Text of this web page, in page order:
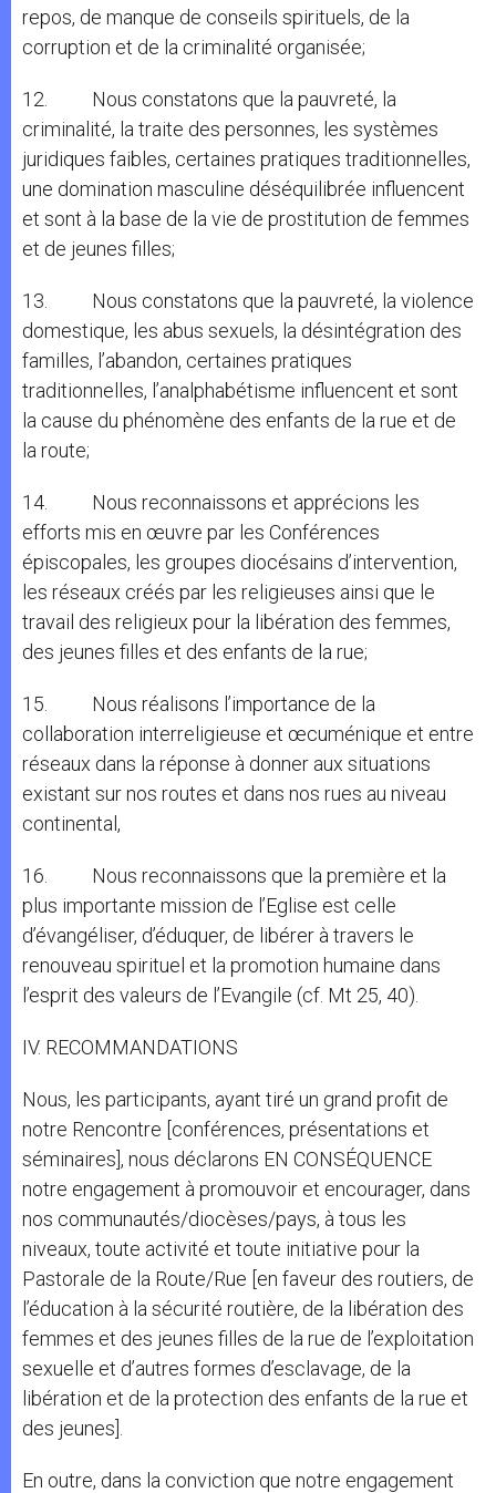
repos, de manque de conseils spirituels, de la
corruption et de la criminalité organisée;
12. Nous constatons que la pauvreté, la
criminalité, la traite des personnes, les systèmes
juridiques faibles, certaines pratiques traditionnelles,
une domination masculine déséquilibrée influencent
et sont à la base de la vie de prostitution de femmes
et de jeunes filles;
13. Nous constatons que la pauvreté, la violence
domestique, les abus sexuels, la désintégration des
familles, l’abandon, certaines pratiques
traditionnelles, l’analphabétisme influencent et sont
la cause du phénomène des enfants de la rue et de
la route;
14. Nous reconnaissons et apprécions les
efforts mis en œuvre par les Conférences
épiscopales, les groupes diocésains d’intervention,
les réseaux créés par les religieuses ainsi que le
travail des religieux pour la libération des femmes,
des jeunes filles et des enfants de la rue;
15. Nous réalisons l’importance de la
collaboration interreligieuse et œcuménique et entre
réseaux dans la réponse à donner aux situations
existant sur nos routes et dans nos rues au niveau
continental,
16. Nous reconnaissons que la première et la
plus importante mission de l’Eglise est celle
d’évangéliser, d’éduquer, de libérer à travers le
renouveau spirituel et la promotion humaine dans
l’esprit des valeurs de l’Evangile (cf. Mt 25, 40).
IV. RECOMMANDATIONS
Nous, les participants, ayant tiré un grand profit de
notre Rencontre [conférences, présentations et
séminaires], nous déclarons EN CONSÉQUENCE
notre engagement à promouvoir et encourager, dans
nos communautés/diocèses/pays, à tous les
niveaux, toute activité et toute initiative pour la
Pastorale de la Route/Rue [en faveur des routiers, de
l’éducation à la sécurité routière, de la libération des
femmes et des jeunes filles de la rue de l’exploitation
sexuelle et d’autres formes d’esclavage, de la
libération et de la protection des enfants de la rue et
des jeunes].
En outre, dans la conviction que notre engagement